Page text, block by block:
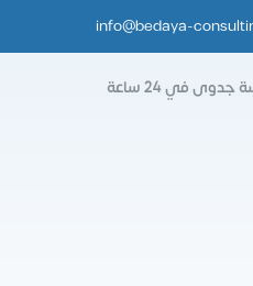
info@bedaya-
جدوى في 24 ساعة